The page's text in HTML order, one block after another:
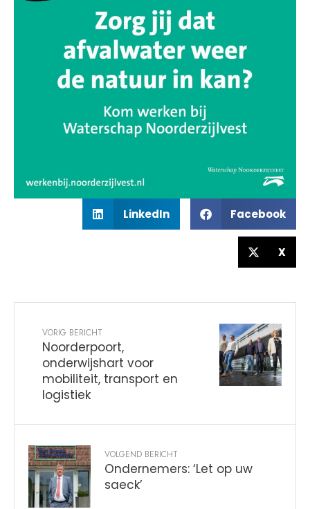
LinkedIn Facebook
X
VORIG BERICHT
Noorderpoort,
onderwijshart voor
mobiliteit, transport en
logistiek
VOLGEND BERICHT
Ondernemers: ‘Let op uw
saeck’